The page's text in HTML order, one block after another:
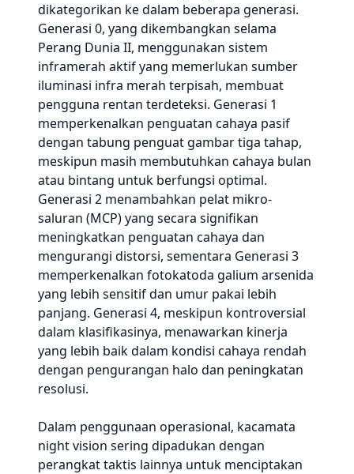
dikategorikan ke dalam beberapa generasi.
Generasi 0, yang dikembangkan selama
Perang Dunia II, menggunakan sistem
inframerah aktif yang memerlukan sumber
iluminasi infra merah terpisah, membuat
pengguna rentan terdeteksi. Generasi 1
memperkenalkan penguatan cahaya pasif
dengan tabung penguat gambar tiga tahap,
meskipun masih membutuhkan cahaya bulan
atau bintang untuk berfungsi optimal.
Generasi 2 menambahkan pelat mikro-
saluran (MCP) yang secara signifikan
meningkatkan penguatan cahaya dan
mengurangi distorsi, sementara Generasi 3
memperkenalkan fotokatoda galium arsenida
yang lebih sensitif dan umur pakai lebih
panjang. Generasi 4, meskipun kontroversial
dalam klasifikasinya, menawarkan kinerja
yang lebih baik dalam kondisi cahaya rendah
dengan pengurangan halo dan peningkatan
resolusi.
Dalam penggunaan operasional, kacamata
night vision sering dipadukan dengan
perangkat taktis lainnya untuk menciptakan